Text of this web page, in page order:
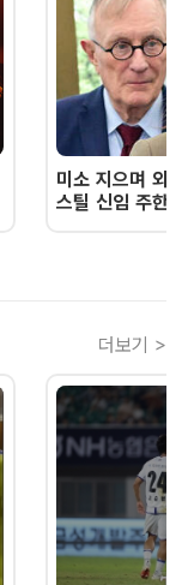
미소 지으며 외
스틸 신임 주한
더보기 >